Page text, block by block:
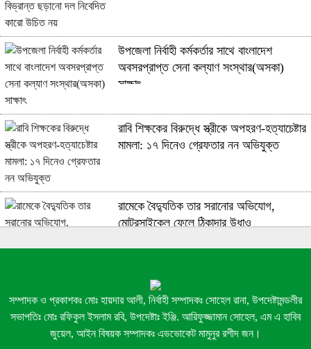
উপজেলা নির্বাহী কর্মকর্তার সাথে বাংলাদেশ
অবসরপ্রাপ্ত সেনা কল্যাণ সংস্থার(অসকা)
সাক্ষাৎ ​
রাবি শিক্ষকের বিরুদ্ধে স্ত্রীকে অপহরণ-হত্যাচেষ্টার
মামলা: ১৭ দিনেও গ্রেফতার নন অভিযুক্ত
রামেকে বৈদ্যুতিক তার সরানোর অভিযোগ,
মোটরসাইকেল ফেলে ঠিকাদার উধাও
ইয়াবাসহ ৩ মাদক কারবারিকে গ্রেফতার করেছে
পুলিশ!
বড়াইগ্রামে শিক্ষা প্রতিষ্ঠানে যৌন হুয়রানি
সম্পাদক ও প্রকাশকঃ মোঃ হায়দার আলী, নির্বাহী সম্পাদকঃ সোহেল রানা, উপদেষ্টামন্ডলীর
সভাপতিঃ মোঃ রফিকুল ইসলাম রবি, উপদেষ্টাঃ ইঞ্জি. আরিফুজ্জামান সোহেল, এম এ হাবিব
জুয়েল, আইন বিষয়ক সম্পাদকঃ এডভোকেট মামুনুর রশীদ জন।